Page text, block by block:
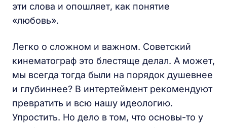
эти слова и опошляет, как понятие
«любовь».
Легко о сложном и важном. Советский
кинематограф это блестяще делал. А может,
мы всегда тогда были на порядок душевнее
и глубиннее? В интертеймент рекомендуют
превратить и всю нашу идеологию.
Упростить. Но дело в том, что основы-то у